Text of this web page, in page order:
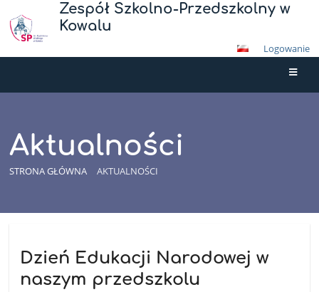
Zespół Szkolno-Przedszkolny w
Kowalu
Logowanie
Aktualności
STRONA GŁÓWNA AKTUALNOŚCI
Dzień Edukacji Narodowej w
naszym przedszkolu